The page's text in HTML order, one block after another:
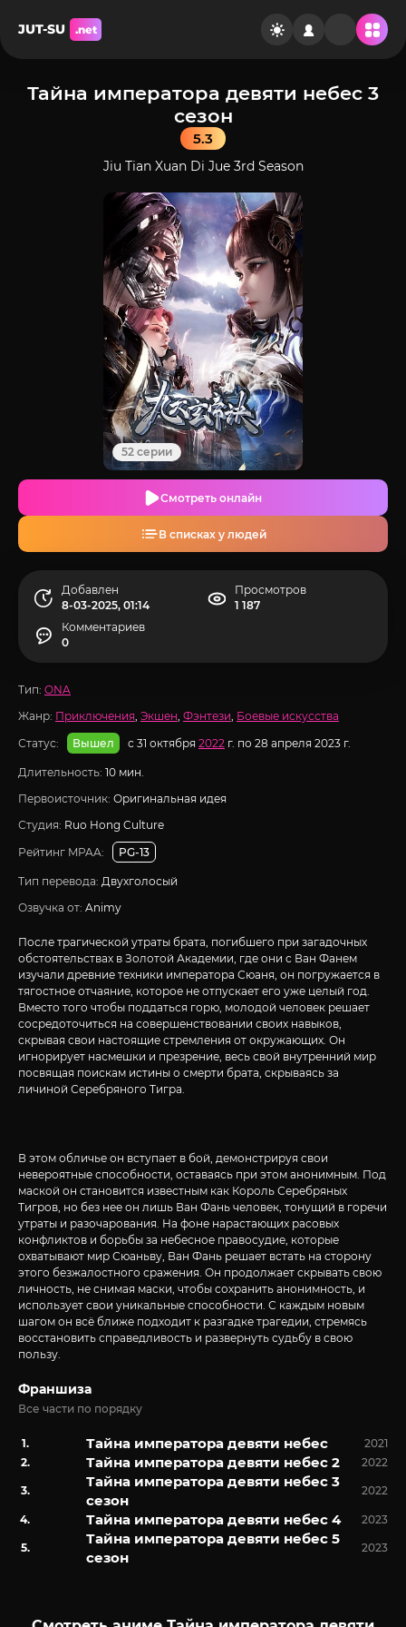
JUT-SU .net
Тайна императора девяти небес 3
сезон
5.3
Jiu Tian Xuan Di Jue 3rd Season
52 серии
Смотреть онлайн
В списках у людей
Добавлен
8-03-2025, 01:14
Просмотров
1 187
Комментариев
0
Тип: ONA
Жанр: Приключения, Экшен, Фэнтези, Боевые искусства
Статус:
Вышел с 31 октября 2022 г. по 28 апреля 2023 г.
Длительность: 10 мин.
Первоисточник: Оригинальная идея
Студия: Ruo Hong Culture
Рейтинг MPAA:
PG-13
Тип перевода: Двухголосый
Озвучка от: Animy
После трагической утраты брата, погибшего при загадочных
обстоятельствах в Золотой Академии, где они с Ван Фанем
изучали древние техники императора Сюаня, он погружается в
тягостное отчаяние, которое не отпускает его уже целый год.
Вместо того чтобы поддаться горю, молодой человек решает
сосредоточиться на совершенствовании своих навыков,
скрывая свои настоящие стремления от окружающих. Он
игнорирует насмешки и презрение, весь свой внутренний мир
посвящая поискам истины о смерти брата, скрываясь за
личиной Серебряного Тигра.
В этом обличье он вступает в бой, демонстрируя свои
невероятные способности, оставаясь при этом анонимным. Под
маской он становится известным как Король Серебряных
Тигров, но без нее он лишь Ван Фань человек, тонущий в горечи
утраты и разочарования. На фоне нарастающих расовых
конфликтов и борьбы за небесное правосудие, которые
охватывают мир Сюаньву, Ван Фань решает встать на сторону
этого безжалостного сражения. Он продолжает скрывать свою
личность, не снимая маски, чтобы сохранить анонимность, и
использует свои уникальные способности. С каждым новым
шагом он всё ближе подходит к разгадке трагедии, стремясь
восстановить справедливость и развернуть судьбу в свою
пользу.
Франшиза
Все части по порядку
Тайна императора девяти небес 2021
Тайна императора девяти небес 2 2022
Тайна императора девяти небес 3
сезон
2022
Тайна императора девяти небес 4 2023
Тайна императора девяти небес 5
сезон
2023